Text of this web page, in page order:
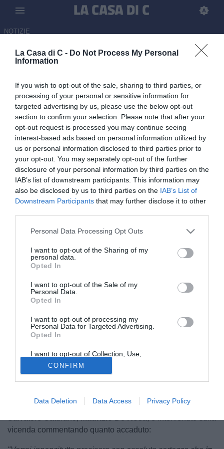
La Casa di C - Do Not Process My Personal
Information
If you wish to opt-out of the sale, sharing to third parties, or
processing of your personal or sensitive information for
targeted advertising by us, please use the below opt-out
section to confirm your selection. Please note that after your
opt-out request is processed you may continue seeing
interest-based ads based on personal information utilized by
us or personal information disclosed to third parties prior to
your opt-out. You may separately opt-out of the further
disclosure of your personal information by third parties on the
IAB’s list of downstream participants. This information may
also be disclosed by us to third parties on the IAB’s List of
Downstream Participants that may further disclose it to other
Personal Data Processing Opt Outs
I want to opt-out of the Sharing of my
personal data.
Opted In
I want to opt-out of the Sale of my
Personal Data.
Opted In
I want to opt-out of processing my
Personal Data for Targeted Advertising.
Opted In
I want to opt-out of Collection, Use,
Retention, Sale, and/or Sharing of my
Personal Data that Is Unrelated with the
Purposes for which it was collected.
Opted Out
CONFIRM
Data Deletion Data Access Privacy Policy
NOTIZIE
Catania, il legale di Caturano:
rappresentare un pericoloso
precedente"
05.06.2026 17:00 di Emanuele Russo
Maurizio De Rosa, avvocato di Caturano, si espone sui social dopo
la sentenza della squalifica di sei giornate da parte del giudice
sportivo
© foto di Catania Football Club
Dopo la sentenza emessa dal
Maddaloniper i fatti avvenuti nella notte tra il 19 e il 20
maggio 2024 in un locale di Potenza, dove i tre calciatori
stavano festeggiando la salvezza conquistata contro il
Instagram del giocatore rossazzurro, l'avvocato di
vicenda commentando quanto accaduto: